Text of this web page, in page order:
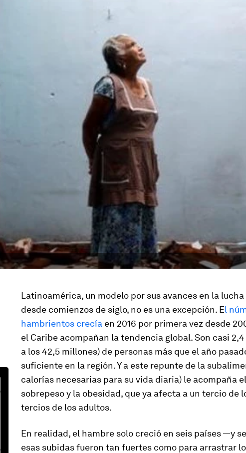
Latinoamérica, un modelo por sus avances en la
desde comienzos de siglo, no es una excepción. El
hambrientos crecía en 2016 por primera vez desde
el Caribe acompañan la tendencia global. Son casi
a los 42,5 millones) de personas más que el año
suficiente en la región. Y a este repunte de la
calorías necesarias para su vida diaria) le acompaña
sobrepeso y la obesidad, que ya afecta a un tercio de
tercios de los adultos.
En realidad, el hambre solo creció en seis países —y
esas subidas fueron tan fuertes como para arrastrar